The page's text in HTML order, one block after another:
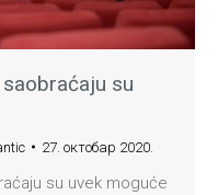
su
27. октобар 2020.
su uvek moguće